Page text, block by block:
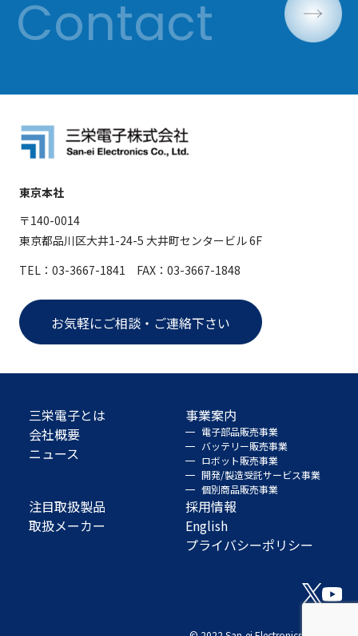
東京本社
〒140-0014
東京都品川区大井1-24-5 大井町センタービル 6F
TEL：03-3667-1841 FAX：03-3667-1848
お気軽にご相談・ご連絡下さい
三栄電子とは
会社概要
ニュース
事業案内
電子部品販売事業
バッテリー販売事業
ロボット販売事業
開発/製造受託サービス事業
個別商品販売事業
注目取扱製品
取扱メーカー
採用情報
English
プライバシーポリシー